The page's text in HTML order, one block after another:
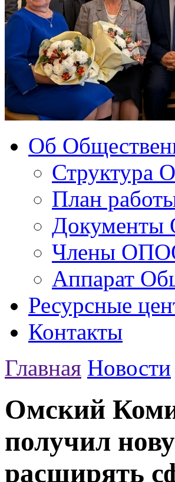
Об
Структура
План
Члены
Аппарат
Ресурсные
Контакты
Главная Новости
Омский
получил
расширять